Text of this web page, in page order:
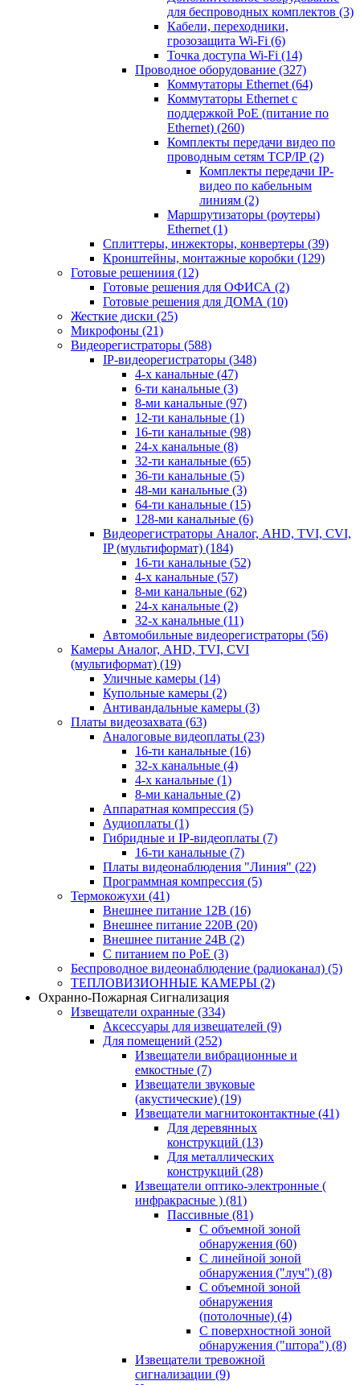
для беспроводных комплектов (3)
Кабели, переходники,
грозозащита Wi-Fi (6)
Точка доступа Wi-Fi (14)
Проводное оборудование (327)
Коммутаторы Ethernet (64)
Коммутаторы Ethernet с
поддержкой PoE (питание по
Ethernet) (260)
Комплекты передачи видео по
проводным сетям TCP/IP (2)
Комплекты передачи IP-
видео по кабельным
линиям (2)
Маршрутизаторы (роутеры)
Ethernet (1)
Сплиттеры, инжекторы, конвертеры (39)
Кронштейны, монтажные коробки (129)
Готовые решениия (12)
Готовые решения для ОФИСА (2)
Готовые решения для ДОМА (10)
Жесткие диски (25)
Микрофоны (21)
Видеорегистраторы (588)
IP-видеорегистраторы (348)
4-х канальные (47)
6-ти канальные (3)
8-ми канальные (97)
12-ти канальные (1)
16-ти канальные (98)
24-х канальные (8)
32-ти канальные (65)
36-ти канальные (5)
48-ми канальные (3)
64-ти канальные (15)
128-ми канальные (6)
Видеорегистраторы Аналог, AHD, TVI, CVI,
IP (мультиформат) (184)
16-ти канальные (52)
4-х канальные (57)
8-ми канальные (62)
24-х канальные (2)
32-х канальные (11)
Автомобильные видеорегистраторы (56)
Камеры Аналог, AHD, TVI, CVI
(мультиформат) (19)
Уличные камеры (14)
Купольные камеры (2)
Антивандальные камеры (3)
Платы видеозахвата (63)
Аналоговые видеоплаты (23)
16-ти канальные (16)
32-х канальные (4)
4-х канальные (1)
8-ми канальные (2)
Аппаратная компрессия (5)
Аудиоплаты (1)
Гибридные и IP-видеоплаты (7)
16-ти канальные (7)
Платы видеонаблюдения "Линия" (22)
Программная компрессия (5)
Термокожухи (41)
Внешнее питание 12В (16)
Внешнее питание 220В (20)
Внешнее питание 24В (2)
С питанием по PoE (3)
Беспроводное видеонаблюдение (радиоканал) (5)
ТЕПЛОВИЗИОННЫЕ КАМЕРЫ (2)
Охранно-Пожарная Сигнализация
Извещатели охранные (334)
Аксессуары для извещателей (9)
Для помещений (252)
Извещатели вибрационные и
емкостные (7)
Извещатели звуковые
(акустические) (19)
Извещатели магнитоконтактные (41)
Для деревянных
конструкций (13)
Для металлических
конструкций (28)
Извещатели оптико-электронные (
инфракрасные ) (81)
Пассивные (81)
С объемной зоной
обнаружения (60)
С линейной зоной
обнаружения ("луч") (8)
С объемной зоной
обнаружения
(потолочные) (4)
С поверхностной зоной
обнаружения ("штора") (8)
Извещатели тревожной
сигнализации (9)